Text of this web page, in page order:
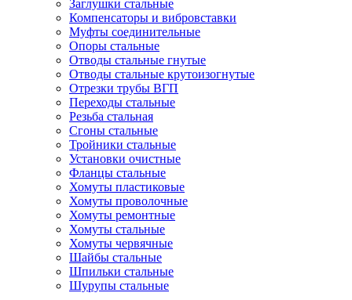
Заглушки стальные
Компенсаторы и вибровставки
Муфты соединительные
Опоры стальные
Отводы стальные гнутые
Отводы стальные крутоизогнутые
Отрезки трубы ВГП
Переходы стальные
Резьба стальная
Сгоны стальные
Тройники стальные
Установки очистные
Фланцы стальные
Хомуты пластиковые
Хомуты проволочные
Хомуты ремонтные
Хомуты стальные
Хомуты червячные
Шайбы стальные
Шпильки стальные
Шурупы стальные